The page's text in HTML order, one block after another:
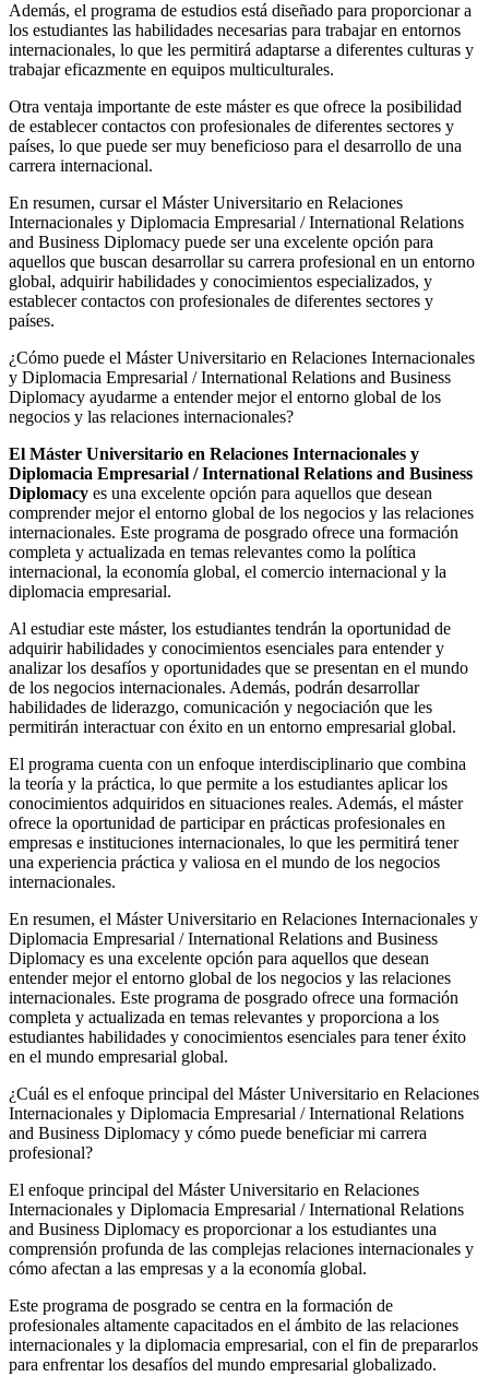
Además, el programa de estudios está diseñado para proporcionar a
los estudiantes las habilidades necesarias para trabajar en entornos
internacionales, lo que les permitirá adaptarse a diferentes culturas y
trabajar eficazmente en equipos multiculturales.
Otra ventaja importante de este máster es que ofrece la posibilidad
de establecer contactos con profesionales de diferentes sectores y
países, lo que puede ser muy beneficioso para el desarrollo de una
carrera internacional.
En resumen, cursar el Máster Universitario en Relaciones
Internacionales y Diplomacia Empresarial / International Relations
and Business Diplomacy puede ser una excelente opción para
aquellos que buscan desarrollar su carrera profesional en un entorno
global, adquirir habilidades y conocimientos especializados, y
establecer contactos con profesionales de diferentes sectores y
países.
¿Cómo puede el Máster Universitario en Relaciones Internacionales
y Diplomacia Empresarial / International Relations and Business
Diplomacy ayudarme a entender mejor el entorno global de los
negocios y las relaciones internacionales?
El Máster Universitario en Relaciones Internacionales y
Diplomacia Empresarial / International Relations and Business
Diplomacy es una excelente opción para aquellos que desean
comprender mejor el entorno global de los negocios y las relaciones
internacionales. Este programa de posgrado ofrece una formación
completa y actualizada en temas relevantes como la política
internacional, la economía global, el comercio internacional y la
diplomacia empresarial.
Al estudiar este máster, los estudiantes tendrán la oportunidad de
adquirir habilidades y conocimientos esenciales para entender y
analizar los desafíos y oportunidades que se presentan en el mundo
de los negocios internacionales. Además, podrán desarrollar
habilidades de liderazgo, comunicación y negociación que les
permitirán interactuar con éxito en un entorno empresarial global.
El programa cuenta con un enfoque interdisciplinario que combina
la teoría y la práctica, lo que permite a los estudiantes aplicar los
conocimientos adquiridos en situaciones reales. Además, el máster
ofrece la oportunidad de participar en prácticas profesionales en
empresas e instituciones internacionales, lo que les permitirá tener
una experiencia práctica y valiosa en el mundo de los negocios
internacionales.
En resumen, el Máster Universitario en Relaciones Internacionales y
Diplomacia Empresarial / International Relations and Business
Diplomacy es una excelente opción para aquellos que desean
entender mejor el entorno global de los negocios y las relaciones
internacionales. Este programa de posgrado ofrece una formación
completa y actualizada en temas relevantes y proporciona a los
estudiantes habilidades y conocimientos esenciales para tener éxito
en el mundo empresarial global.
¿Cuál es el enfoque principal del Máster Universitario en Relaciones
Internacionales y Diplomacia Empresarial / International Relations
and Business Diplomacy y cómo puede beneficiar mi carrera
profesional?
El enfoque principal del Máster Universitario en Relaciones
Internacionales y Diplomacia Empresarial / International Relations
and Business Diplomacy es proporcionar a los estudiantes una
comprensión profunda de las complejas relaciones internacionales y
cómo afectan a las empresas y a la economía global.
Este programa de posgrado se centra en la formación de
profesionales altamente capacitados en el ámbito de las relaciones
internacionales y la diplomacia empresarial, con el fin de prepararlos
para enfrentar los desafíos del mundo empresarial globalizado.